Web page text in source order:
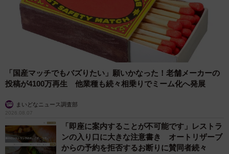
「国産マッチでもバズりたい」願いかなった！老舗メーカーの
投稿が4100万再生 他業種も続々相乗りでミーム化へ発展
まいどなニュース調査部
2026.08.07
「即座に案内することが不可能です」レストラ
ンの入り口に大きな注意書き オートリザーブ
からの予約を拒否するお断りに賛同者続々